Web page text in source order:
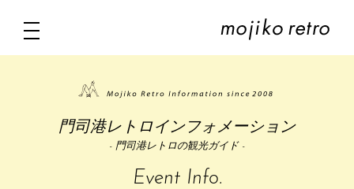
門司港レトロインフォメーション
- 門司港レトロの観光ガイド -
Event Info.